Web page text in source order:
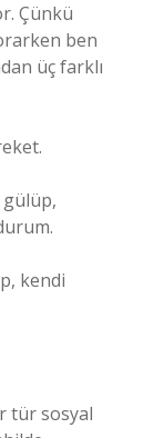
Çünkü
ben
üç farklı
gülüp,
kendi
tür sosyal